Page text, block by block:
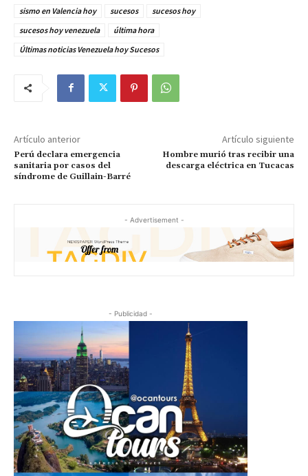
sismo en Valencia hoy
sucesos
sucesos hoy
sucesos hoy venezuela
última hora
Últimas noticias Venezuela hoy Sucesos
Artículo anterior
Perú declara emergencia
sanitaria por casos del
síndrome de Guillain-Barré
Artículo siguiente
Hombre murió tras recibir una
descarga eléctrica en Tucacas
- Advertisement -
- Publicidad -